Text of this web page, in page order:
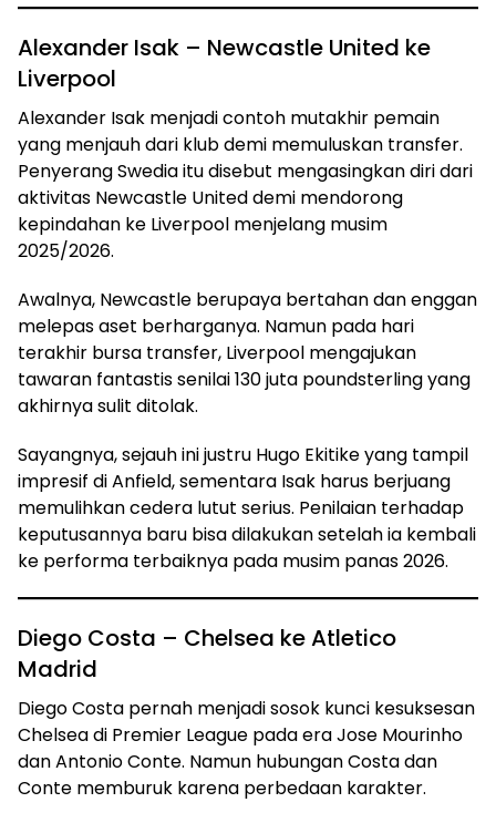
Alexander Isak – Newcastle United ke
Liverpool
Alexander Isak menjadi contoh mutakhir pemain
yang menjauh dari klub demi memuluskan transfer.
Penyerang Swedia itu disebut mengasingkan diri dari
aktivitas Newcastle United demi mendorong
kepindahan ke Liverpool menjelang musim
2025/2026.
Awalnya, Newcastle berupaya bertahan dan enggan
melepas aset berharganya. Namun pada hari
terakhir bursa transfer, Liverpool mengajukan
tawaran fantastis senilai 130 juta poundsterling yang
akhirnya sulit ditolak.
Sayangnya, sejauh ini justru Hugo Ekitike yang tampil
impresif di Anfield, sementara Isak harus berjuang
memulihkan cedera lutut serius. Penilaian terhadap
keputusannya baru bisa dilakukan setelah ia kembali
ke performa terbaiknya pada musim panas 2026.
Diego Costa – Chelsea ke Atletico
Madrid
Diego Costa pernah menjadi sosok kunci kesuksesan
Chelsea di Premier League pada era Jose Mourinho
dan Antonio Conte. Namun hubungan Costa dan
Conte memburuk karena perbedaan karakter.